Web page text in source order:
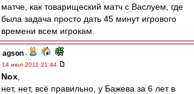
матче, как товарищеский матч с Васлуем, где
была задача просто дать 45 минут игрового
времени всем игрокам.
agson -
14 июл 2011 21:44
Nox
нет, нет, всё правильно, у Бажева за 6 лет в